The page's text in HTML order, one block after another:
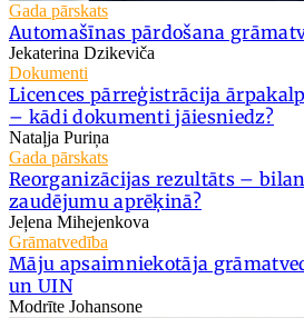
Gada pārskats
Automašīnas pārdošana
Jekaterina Dzikeviča
Dokumenti
Licences pārreģistrācija
– kādi dokumenti jāiesniedz?
Nataļja Puriņa
Gada pārskats
Reorganizācijas rezultāts –
zaudējumu aprēķinā?
Jeļena Mihejenkova
Grāmatvedība
Māju apsaimniekotāja
un UIN
Modrīte Johansone